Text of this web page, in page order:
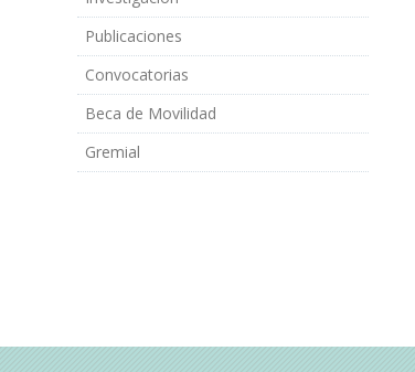
Publicaciones
Convocatorias
Beca de Movilidad
Gremial